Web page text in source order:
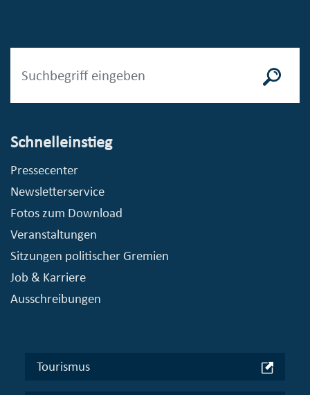
Schnelleinstieg
Pressecenter
Newsletterservice
Fotos zum Download
Veranstaltungen
Sitzungen politischer Gremien
Job & Karriere
Ausschreibungen
Tourismus